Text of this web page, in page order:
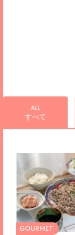
ALL
すべて